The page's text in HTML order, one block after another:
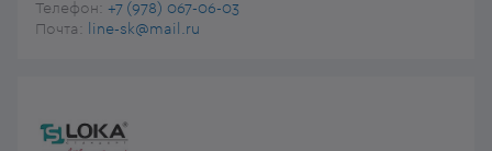
Телефон: +7 (978) 067-06-03
Почта: line-sk@mail.ru